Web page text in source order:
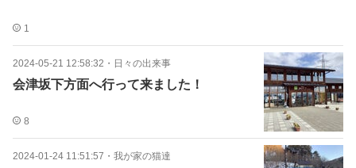
1
2024-05-21 12:58:32 ・ 日々の出来事
会津坂下方面へ行って来ました！
8
2024-01-24 11:51:57 ・ 我が家の猫達